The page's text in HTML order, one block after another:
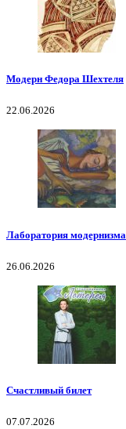
Модерн Федора Шехтеля
22.06.2026
Лаборатория модернизма
26.06.2026
Счастливый билет
07.07.2026